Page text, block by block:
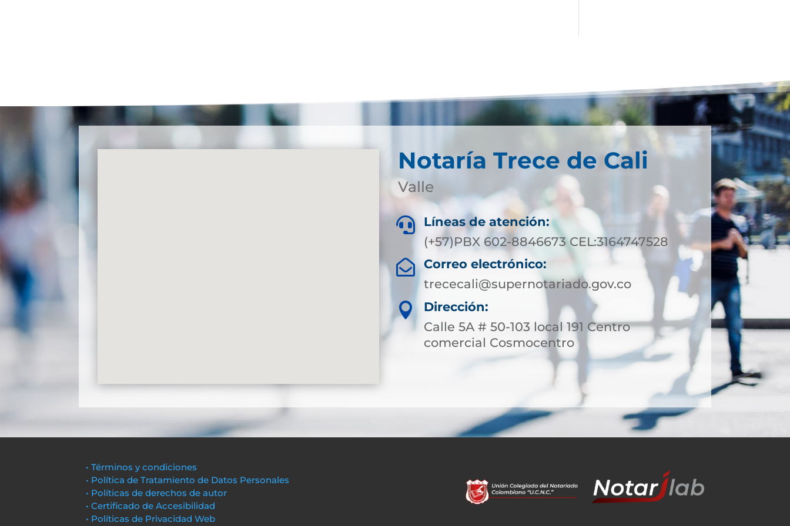
Notaría Trece de Cali
Valle

Líneas de atención:
(+57)PBX 602-8846673 CEL:3164747528
 Correo electrónico:
trececali@supernotariado.gov.co

Dirección:
Calle 5A # 50-103 local 191 Centro
comercial Cosmocentro
• Términos y condiciones
• Política de Tratamiento de Datos Personales
• Políticas de derechos de autor
• Certificado de Accesibilidad
• Políticas de Privacidad Web